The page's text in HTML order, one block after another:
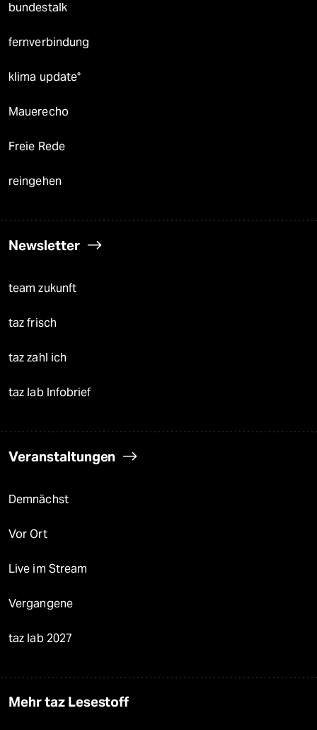
bundestalk
fernverbindung
klima update°
Mauerecho
Freie Rede
reingehen
Newsletter
team zukunft
taz frisch
taz zahl ich
taz lab Infobrief
Veranstaltungen
Demnächst
Vor Ort
Live im Stream
Vergangene
taz lab 2027
Mehr taz Lesestoff